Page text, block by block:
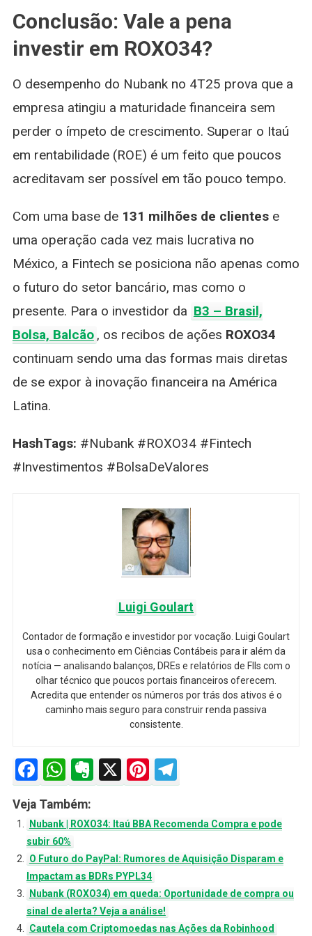
Conclusão: Vale a pena
investir em ROXO34?
O desempenho do Nubank no 4T25 prova que a
empresa atingiu a maturidade financeira sem
perder o ímpeto de crescimento. Superar o Itaú
em rentabilidade (ROE) é um feito que poucos
acreditavam ser possível em tão pouco tempo.
Com uma base de 131 milhões de clientese
uma operação cada vez mais lucrativa no
México, a Fintech se posiciona não apenas como
o futuro do setor bancário, mas como o
presente. Para o investidor da B3 – Brasil,
Bolsa, Balcão , os recibos de ações ROXO34
continuam sendo uma das formas mais diretas
de se expor à inovação financeira na América
Latina.
HashTags: #Nubank #ROXO34 #Fintech
#Investimentos #BolsaDeValores
Luigi Goulart
Contador de formação e investidor por vocação. Luigi Goulart
usa o conhecimento em Ciências Contábeis para ir além da
notícia — analisando balanços, DREs e relatórios de FIIs com o
olhar técnico que poucos portais financeiros oferecem.
Acredita que entender os números por trás dos ativos é o
caminho mais seguro para construir renda passiva
consistente.
Facebook
WhatsApp
Evernote
X Pinterest
Telegram
Veja Também:
Nubank | ROXO34: Itaú BBA Recomenda Compra e pode
subir 60%
O Futuro do PayPal: Rumores de Aquisição Disparam e
Impactam as BDRs PYPL34
Nubank (ROXO34) em queda: Oportunidade de compra ou
sinal de alerta? Veja a análise!
Cautela com Criptomoedas nas Ações da Robinhood